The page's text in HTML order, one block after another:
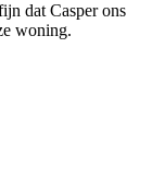
dat Casper ons
woning.